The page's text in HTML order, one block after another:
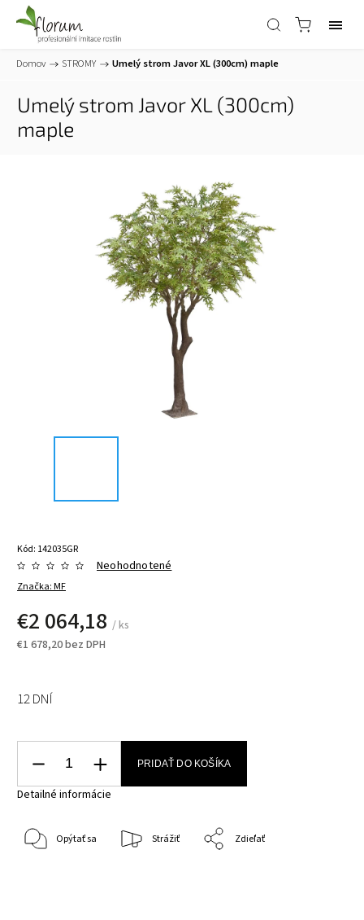
Domov / STROMY / Umelý strom Javor XL (300cm)maple
Umelý strom Javor XL (300cm)
maple
Kód: 142035GR
Značka:MF
Neohodnotené
€2 064,18 / ks
€1 678,20 bez DPH
12 DNÍ
PRIDAŤ DO KOŠÍKA
Detailné informácie
Opýtať sa Strážiť Zdieľať